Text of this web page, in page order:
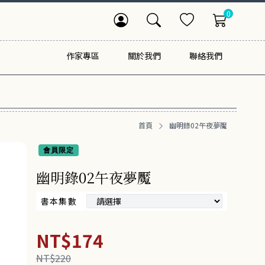
0
作家專區 關於我們 聯絡我們
首頁 幽明錄02午夜夢魘
會員限定
幽明錄02午夜夢魘
書本集數
NT$174
NT$220